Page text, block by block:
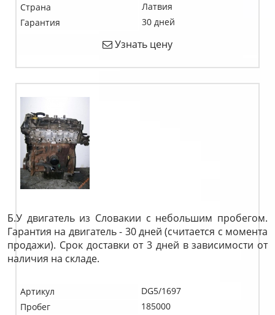
Страна
Латвия
Гарантия
30 дней
Узнать цену
Б.У двигатель из Словакии с небольшим пробегом.
Гарантия на двигатель - 30 дней (считается с момента
продажи). Срок доставки от 3 дней в зависимости от
наличия на складе.
Артикул
DG5/1697
Пробег
185000